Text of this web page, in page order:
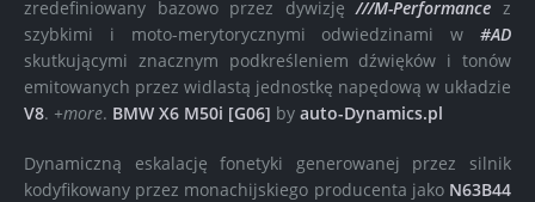
zredefiniowany bazowo przez dywizję///M-Performance z
szybkimi i moto-merytorycznymi odwiedzinami w #AD
skutkującymi znacznym podkreśleniem dźwięków i tonów
emitowanych przez widlastą jednostkę napędową w układzie
V8. +more. BMW X6 M50i [G06] by auto-Dynamics.pl
Dynamiczną eskalację fonetyki generowanej przez silnik
kodyfikowany przez monachijskiego producenta jako N63B44